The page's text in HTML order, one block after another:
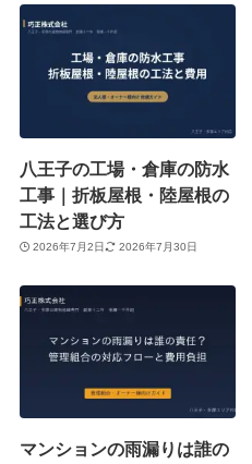
八王子の工場・倉庫の防水
工事｜折板屋根・陸屋根の
工法と選び方
2026年7月2日 2026年7月30日
マンションの雨漏りは誰の